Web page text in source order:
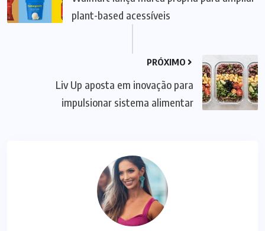
plant-based acessíveis
PRÓXIMO
Liv Up aposta em inovação para
impulsionar sistema alimentar